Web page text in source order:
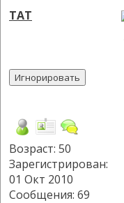
TAT
Возраст: 50
Зарегистрирован:
01 Окт 2010
Сообщения: 69